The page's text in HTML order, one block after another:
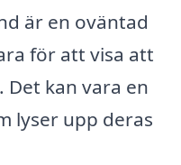
är en oväntad
för att visa att
kan vara en
lyser upp deras